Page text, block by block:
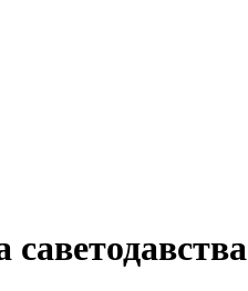
саветодавства